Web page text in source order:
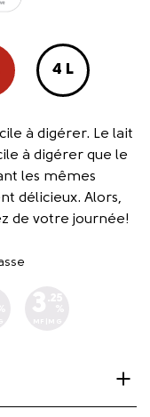
4 L
à digérer. Le lait
à digérer que le
les mêmes
délicieux. Alors,
de votre journée!